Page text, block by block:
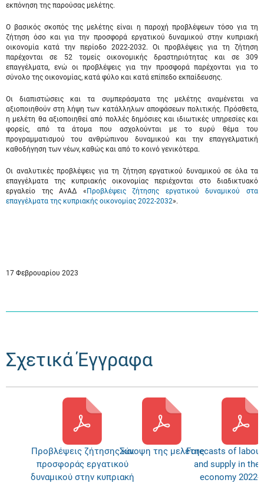
εκπόνηση της παρούσας μελέτης.
Ο βασικός σκοπός της μελέτης είναι η παροχή προβλέψεων τόσο για τη
ζήτηση όσο και για την προσφορά εργατικού δυναμικού στην κυπριακή
οικονομία κατά την περίοδο 2022-2032. Οι προβλέψεις για τη ζήτηση
παρέχονται σε 52 τομείς οικονομικής δραστηριότητας και σε 309
επαγγέλματα, ενώ οι προβλέψεις για την προσφορά παρέχονται για το
σύνολο της οικονομίας, κατά φύλο και κατά επίπεδο εκπαίδευσης.
Οι διαπιστώσεις και τα συμπεράσματα της μελέτης αναμένεται να
αξιοποιηθούν στη λήψη των κατάλληλων αποφάσεων πολιτικής. Πρόσθετα,
η μελέτη θα αξιοποιηθεί από πολλές δημόσιες και ιδιωτικές υπηρεσίες και
φορείς, από τα άτομα που ασχολούνται με το ευρύ θέμα του
προγραμματισμού του ανθρώπινου δυναμικού και την επαγγελματική
καθοδήγηση των νέων, καθώς και από το κοινό γενικότερα.
Οι αναλυτικές προβλέψεις για τη ζήτηση εργατικού δυναμικού σε όλα τα
επαγγέλματα της κυπριακής οικονομίας περιέχονται στο διαδικτυακό
εργαλείο της ΑνΑΔ « Προβλέψεις ζήτησης εργατικού δυναμικού στα
επαγγέλματα της κυπριακής οικονομίας 2022-2032».
17 Φεβρουαρίου 2023
Σχετικά Έγγραφα
Προβλέψεις ζήτησης και
προσφοράς εργατικού
δυναμικού στην κυπριακή
Σύνοψη της μελέτηςForecasts of
and supply in the
economy 2022-